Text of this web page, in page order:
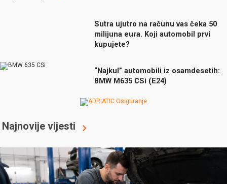
Sutra ujutro na računu vas čeka 50
milijuna eura. Koji automobil prvi
kupujete?
“Najkul” automobili iz osamdesetih:
BMW M635 CSi (E24)
Najnovije vijesti